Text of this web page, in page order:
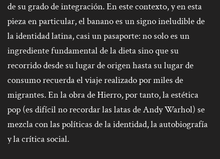
de su grado de integración. En este contexto, y en esta
pieza en particular, el banano es un signo ineludible de
la identidad latina, casi un pasaporte: no solo es un
ingrediente fundamental de la dieta sino que su
recorrido desde su lugar de origen hasta su lugar de
consumo recuerda el viaje realizado por miles de
migrantes. En la obra de Hierro, por tanto, la estética
pop (es difícil no recordar las latas de Andy Warhol) se
mezcla con las políticas de la identidad, la autobiografía
y la crítica social.